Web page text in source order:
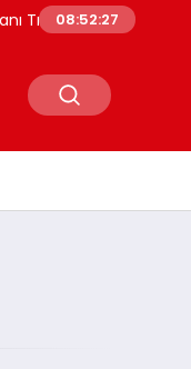
Helikopteri Havada
08:52:28